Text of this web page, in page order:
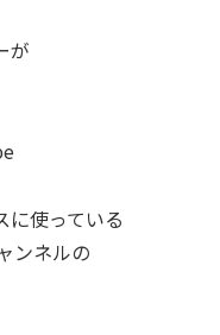
が
に使っている
ンネルの